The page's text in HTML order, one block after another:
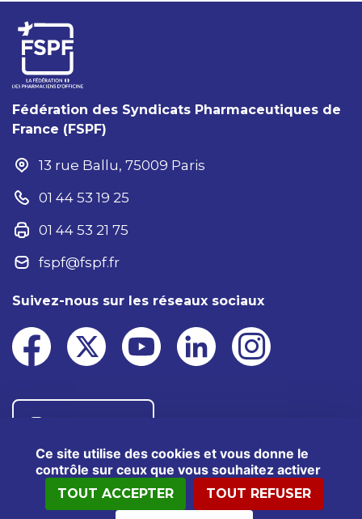
Ce site utilise des cookies et vous donne le
contrôle sur ceux que vous souhaitez activer
TOUT ACCEPTER TOUT REFUSER
Fédération des Syndicats Pharmaceutiques de
France (FSPF)
13 rue Ballu, 75009 Paris
01 44 53 19 25
01 44 53 21 75
fspf@fspf.fr
Suivez-nous sur les réseaux sociaux
®2025 FSPF – Tous droits réservés